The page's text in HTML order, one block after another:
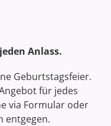
Anlass.
Geburtstagsfeier.
für jedes
via Formular oder
entgegen.